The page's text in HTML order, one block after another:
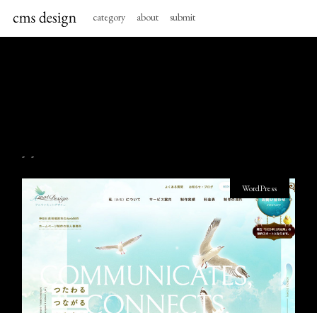
category about submit
- -
WordPress